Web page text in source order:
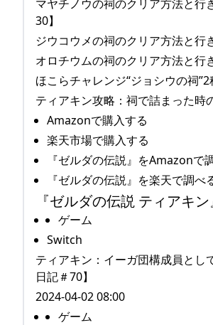
マヤチノウの祠のクリア方法と行
30】
ジウコウメの祠のクリア方法と行
オロチウムの祠のクリア方法と行
ほこらチャレンジ“ジョシウの祠
ティアキン攻略：祠で詰まった時
Amazonで購入する
楽天市場で購入する
『ゼルダの伝説』をAmazonで
『ゼルダの伝説』を楽天で調べ
『ゼルダの伝説 ティアキ
ゲーム
Switch
ティアキン：イーガ団構成員とし
日記＃70】
2024-04-02 08:00
ゲーム